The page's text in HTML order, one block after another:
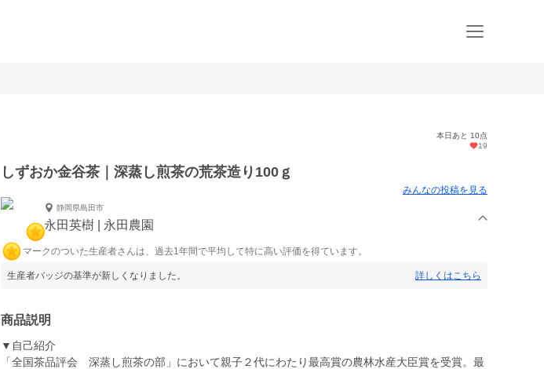
本日あと 10点
19
しずおか金谷茶｜深蒸し煎茶の荒茶造り100ｇ
みんなの投稿を見る
静岡県島田市
永田英樹 | 永田農園
マークのついた生産者さんは、過去1年間で平均して特に高い評価を得ています。
生産者バッジの基準が新しくなりました。 詳しくはこちら
商品説明
▼自己紹介
「全国茶品評会 深蒸し煎茶の部」において親子２代にわたり最高賞の農林水産大臣賞を受賞。最